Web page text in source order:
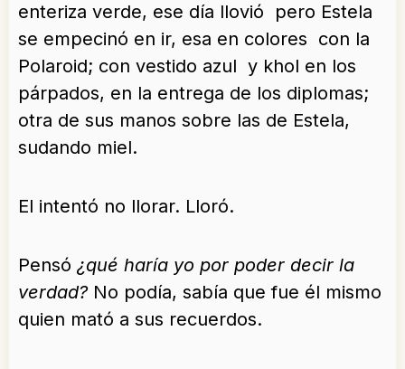
enteriza verde, ese día llovió pero Estela
se empecinó en ir, esa en colores con la
Polaroid; con vestido azul y khol en los
párpados, en la entrega de los diplomas;
otra de sus manos sobre las de Estela,
sudando miel.
El intentó no llorar. Lloró.
Pensó ¿qué haría yo por poder decir la
verdad?No podía, sabía que fue él mismo
quien mató a sus recuerdos.